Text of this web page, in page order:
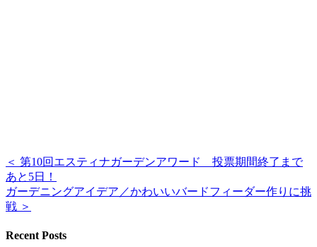
＜ 第10回エスティナガーデンアワード 投票期間終了まで
あと5日！
ガーデニングアイデア／かわいいバードフィーダー作りに挑
戦 ＞
Recent Posts